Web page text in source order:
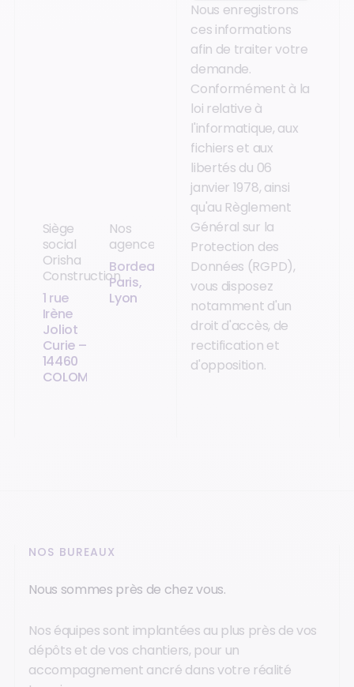
Siège
social
Orisha
Construction
1 rue
Irène
Joliot
Curie –
14460
COLOMBELLES
Nos
agences
Bordeaux,
Paris,
Lyon
Nous enregistrons
ces informations
afin de traiter votre
demande.
Conformément à la
loi relative à
l'informatique, aux
fichiers et aux
libertés du 06
janvier 1978, ainsi
qu'au Règlement
Général sur la
Protection des
Données (RGPD),
vous disposez
notamment d'un
droit d'accès, de
rectification et
d'opposition.
NOS BUREAUX
Nous sommes près de chez vous.
Nos équipes sont implantées au plus près de vos
dépôts et de vos chantiers, pour un
accompagnement ancré dans votre réalité